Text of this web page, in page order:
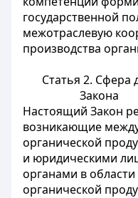
государственной
межотраслевую
производства
Статья 2. Сфера
Закона
Настоящий Закон
возникающие
органической
и юридическими
органами в
органической